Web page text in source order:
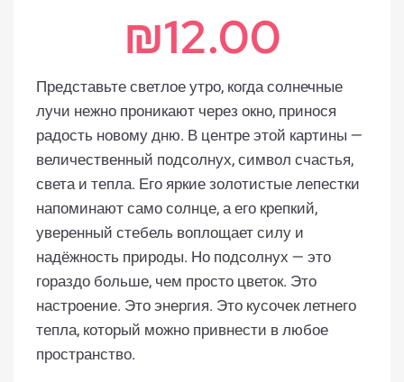
₪12.00
Представьте светлое утро, когда солнечные
лучи нежно проникают через окно, принося
радость новому дню. В центре этой картины —
величественный подсолнух, символ счастья,
света и тепла. Его яркие золотистые лепестки
напоминают само солнце, а его крепкий,
уверенный стебель воплощает силу и
надёжность природы. Но подсолнух — это
гораздо больше, чем просто цветок. Это
настроение. Это энергия. Это кусочек летнего
тепла, который можно привнести в любое
пространство.